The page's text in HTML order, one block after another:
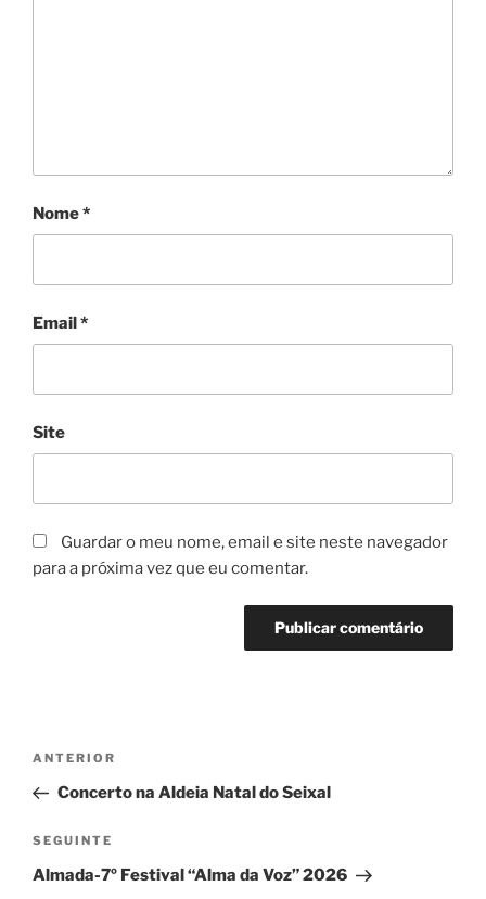
Nome*
Email*
Site
Guardar o meu nome, email e site neste navegador
para a próxima vez que eu comentar.
Navegação
artigos
Conteúdo
anterior
ANTERIOR
Concerto na Aldeia Natal do Seixal
Conteúdo
seguinte
SEGUINTE
Almada-7º Festival “Alma da Voz” 2026